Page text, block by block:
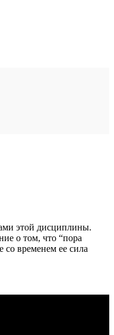
этой дисциплины.
о том, что “пора
со временем ее сила